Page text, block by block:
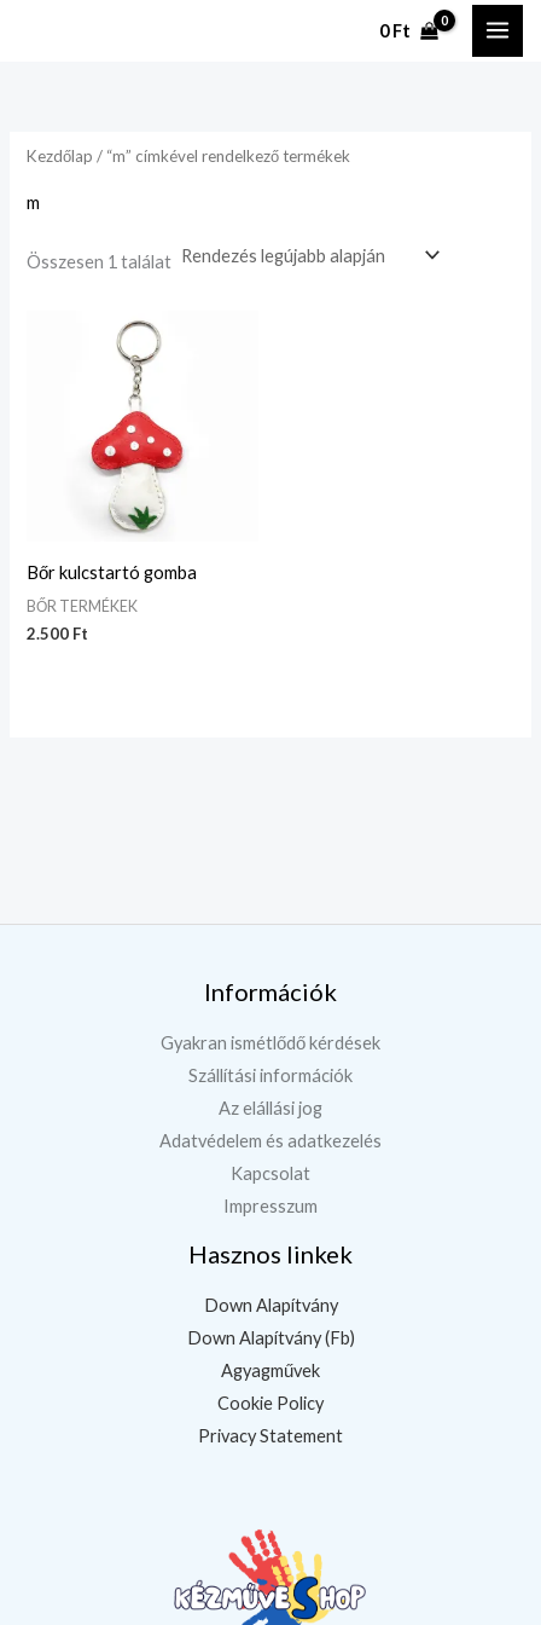
0Ft
Kezdőlap / “m” címkével rendelkező termékek
m
Összesen 1 találat
Bőr kulcstartó gomba
BŐR TERMÉKEK
2.500 Ft
Információk
Gyakran ismétlődő kérdések
Szállítási információk
Az elállási jog
Adatvédelem és adatkezelés
Kapcsolat
Impresszum
Hasznos linkek
Down Alapítvány
Down Alapítvány (Fb)
Agyagművek
Cookie Policy
Privacy Statement